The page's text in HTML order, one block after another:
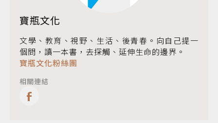
寶瓶文化
文學、教育、視野、生活、後青春。向自己提一
個問，讀一本書，去探觸、延伸生命的邊界。
寶瓶文化粉絲團
相關連結